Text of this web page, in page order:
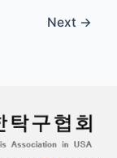
Next →